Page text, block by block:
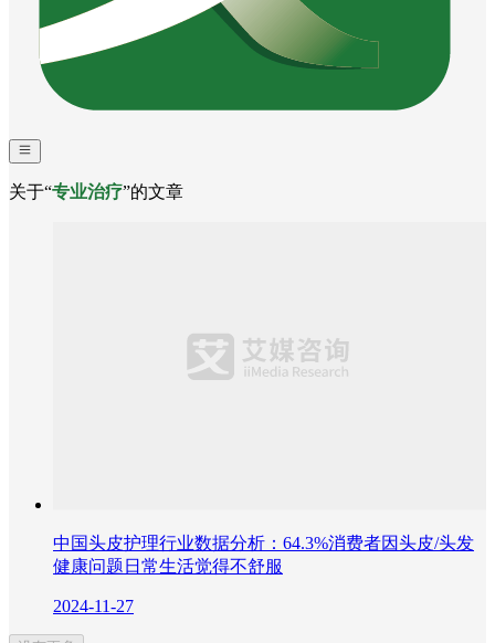
关于“专业治疗”的文章
中国头皮护理行业数据分析：64.3%消费者因头皮/头发
健康问题日常生活觉得不舒服
2024-11-27